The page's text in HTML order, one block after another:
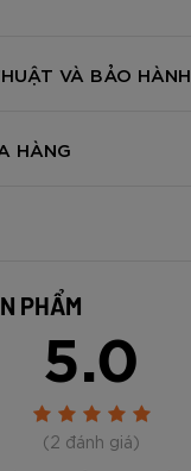
VÀ BẢO HÀNH
HÀNG
PHẨM
5.0
(2 đánh giá)